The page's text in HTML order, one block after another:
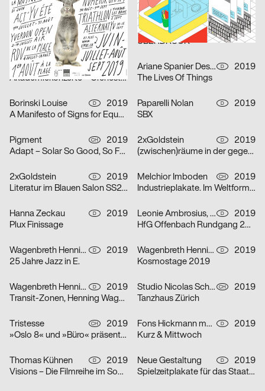
Future Sense
Werkstatt Alpen
babyinktwice CH
2019
POW!
Lars Lenhardt Serigrafie & Siebdruck D
2019
ÜBERDRUCK
Ariane Spanier Design D
2019
Akademiekonzerte – Orchester des Nationaltheaters Mannheim, Spielzeit 2
Ariane Spanier Design D
2019
The Lives Of Things
Borinski Louise D
2019
A Manifesto of Signs for Equality
Paparelli Nolan D
2019
SBX
Pigment CH
2019
Adapt – Solar So Good, So Far Not Good
2xGoldstein D
2019
(zwischen)räume in der gegenwartsmusik
2xGoldstein D
2019
Literatur im Blauen Salon SS2019
Melchior Imboden CH
2019
Industrieplakate. Im Weltformat 1900 bis heute
Hanna Zeckau D
2019
Plux Finissage
Leonie Ambrosius, Michel Bütepage D
2019
HfG Offenbach Rundgang 2019
Wagenbreth Henning D
2019
25 Jahre Jazz in E.
Wagenbreth Henning D
2019
Kosmostage 2019
Wagenbreth Henning D
2019
Transit-Zonen, Henning Wagenbreth in der Kunstbibliothek
Studio Nicolas Schaltegger CH
2019
Tanzhaus Zürich
Tristesse CH
2019
»Oslo 8« und »Büro« präsentieren den 23. vfg Nachwuchsförderpreis für Fotografie
Fons Hickmann m23 D
2019
Kurz & Mittwoch
Thomas Kühnen D
2019
Visions – Die Filmreihe im Sommersemester
Neue Gestaltung D
2019
Spielzeitplakate für das Staatstheater Mainz